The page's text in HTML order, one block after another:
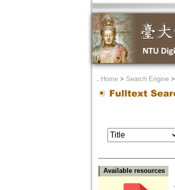
． Home> Search Engine>
Available resources